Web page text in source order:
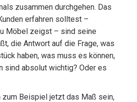
zusammen durchgehen. Das
erfahren solltest –
Möbel zeigst – sind seine
die Antwort auf die Frage, was
haben, was muss es können,
sind absolut wichtig? Oder es
zum Beispiel jetzt das Maß sein,